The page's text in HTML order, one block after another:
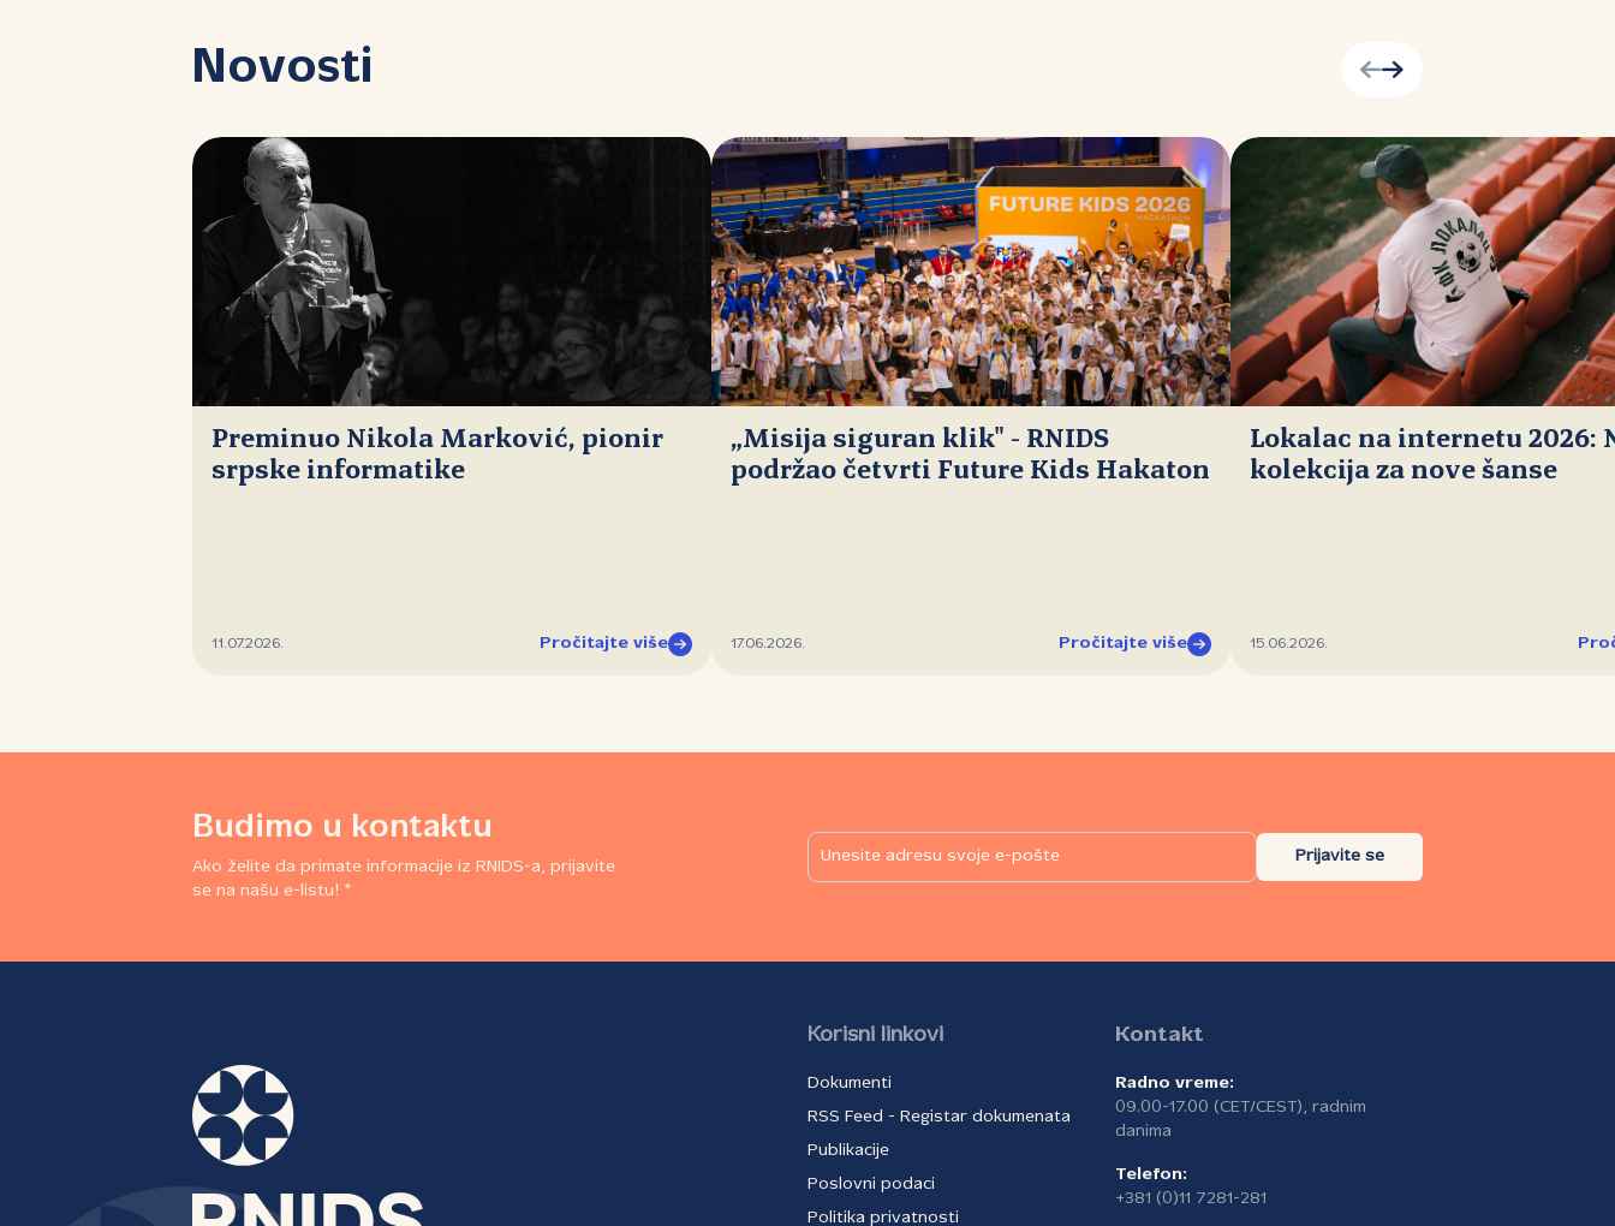
Novosti
Preminuo Nikola Marković, pionir
srpske informatike
11.07.2026. Pročitajte više
„Misija siguran klik" - RNIDS
podržao četvrti Future Kids Hakaton
17.06.2026. Pročitajte više
Lokalac na internetu 2026:
kolekcija za nove šanse
15.06.2026.
Budimo u kontaktu
Ako želite da primate informacije iz RNIDS-a, prijavite
se na našu e-listu! *
Prijavite se
Korisni linkovi
Dokumenti
RSS Feed - Registar dokumenata
Publikacije
Poslovni podaci
Politika privatnosti
Kontakt
Radno vreme:
09.00-17.00 (CET/CEST), radnim
danima
Telefon:
+381 (0)11 7281-281